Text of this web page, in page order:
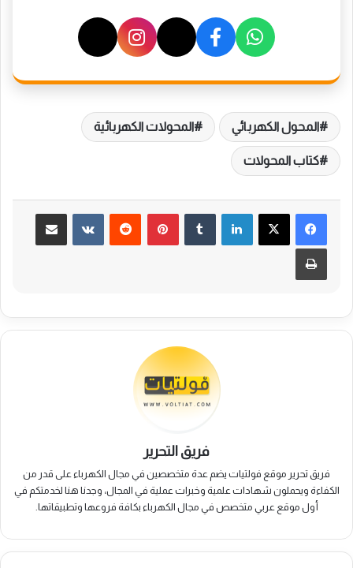
المحول الكهربائي المحولات الكهربائية
كتاب المحولات
لينكدإن
‏Tumblr بينتيريست
‏Reddit
‏VKontakte مشاركة عبر البريد
طباعة
فريق التحرير
فريق تحرير موقع فولتيات يضم عدة متخصصين في مجال الكهرباء على قدر من
الكفاءة ويحملون شهادات علمية وخبرات عملية في المجال، وجدنا هنا لخدمتكم في
أول موقع عربي متخصص في مجال الكهرباء بكافة فروعها وتطبيقاتها.